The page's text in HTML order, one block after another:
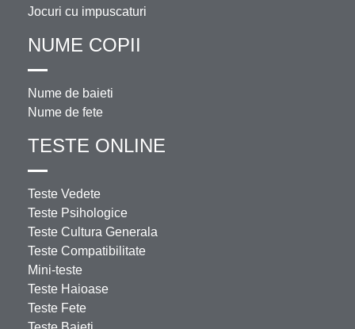
Jocuri cu impuscaturi
NUME COPII
Nume de baieti
Nume de fete
TESTE ONLINE
Teste Vedete
Teste Psihologice
Teste Cultura Generala
Teste Compatibilitate
Mini-teste
Teste Haioase
Teste Fete